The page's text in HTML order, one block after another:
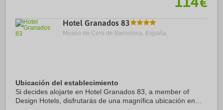
€
Hotel Granados 83
Museo de Cera de Barcelona, España.
Ubicación del establecimiento
Si decides alojarte en Hotel Granados 83, a member of
Design Hotels, disfrutarás de una magnífica ubicación en